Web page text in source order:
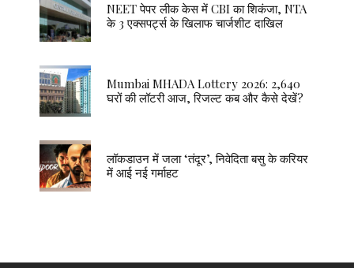
NEET पेपर लीक केस में CBI का शिकंजा, NTA
के 3 एक्सपर्ट्स के खिलाफ चार्जशीट दाखिल
Mumbai MHADA Lottery 2026: 2,640
घरों की लॉटरी आज, रिजल्ट कब और कैसे देखें?
लॉकडाउन में जला ‘तंदूर’, निवेदिता बसु के करियर
में आई नई गर्माहट